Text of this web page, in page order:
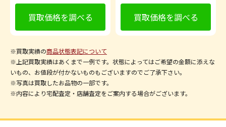
買取価格を調べる 買取価格を調べる
※買取実績の商品状態表記について
※上記買取実績はあくまで一例です。状態によってはご希望の金額に添えな
いもの、お値段が付かないものもございますのでご了承下さい。
※写真は買取したお品物の一部です。
※内容により宅配査定・店舗査定をご案内する場合がございます。